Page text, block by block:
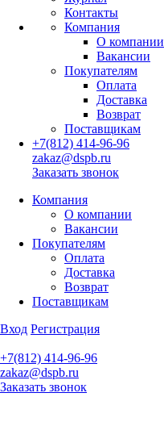
Контакты
Компания
О компании
Вакансии
Покупателям
Оплата
Доставка
Возврат
Поставщикам
+7(812) 414-96-96
zakaz@dspb.ru
Заказать звонок
Компания
О компании
Вакансии
Покупателям
Оплата
Доставка
Возврат
Поставщикам
Вход Регистрация
+7(812) 414-96-96
zakaz@dspb.ru
Заказать звонок